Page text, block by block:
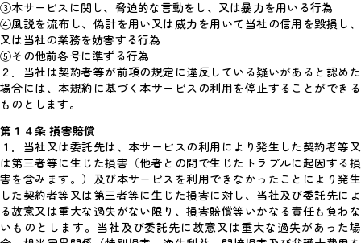
③本サービスに関し、脅迫的な言動をし、又は暴力を用いる行為
④風説を流布し、偽計を用い又は威力を用いて当社の信用を毀損し、
又は当社の業務を妨害する行為
⑤その他前各号に準ずる行為
２．当社は契約者等が前項の規定に違反している疑いがあると認めた
場合には、本規約に基づく本サービスの利用を停止することができる
ものとします。
第１４条 損害賠償
１．当社又は委託先は、本サービスの利用により発生した契約者等又
は第三者等に生じた損害（他者との間で生じたトラブルに起因する損
害を含みます。）及び本サービスを利用できなかったことにより発生
した契約者等又は第三者等に生じた損害に対し、当社及び委託先によ
る故意又は重大な過失がない限り、損害賠償等いかなる責任も負わな
いものとします。当社及び委託先に故意又は重大な過失があった場